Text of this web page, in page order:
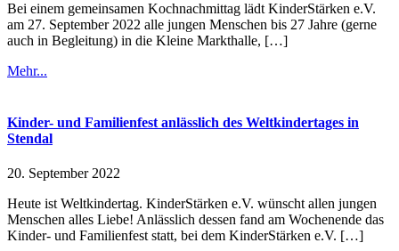
Bei einem gemeinsamen Kochnachmittag lädt KinderStärken e.V.
am 27. September 2022 alle jungen Menschen bis 27 Jahre (gerne
auch in Begleitung) in die Kleine Markthalle, […]
Mehr...
Kinder- und Familienfest anlässlich des Weltkindertages in
Stendal
20. September 2022
Heute ist Weltkindertag. KinderStärken e.V. wünscht allen jungen
Menschen alles Liebe! Anlässlich dessen fand am Wochenende das
Kinder- und Familienfest statt, bei dem KinderStärken e.V. […]